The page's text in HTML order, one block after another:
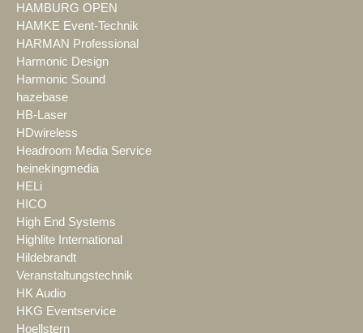
HAMBURG OPEN
HAMKE Event-Technik
HARMAN Professional
Harmonic Design
Harmonic Sound
hazebase
HB-Laser
HDwireless
Headroom Media Service
heinekingmedia
HELi
HICO
High End Systems
Highlite International
Hildebrandt
Veranstaltungstechnik
HK Audio
HKG Eventservice
Hoellstern